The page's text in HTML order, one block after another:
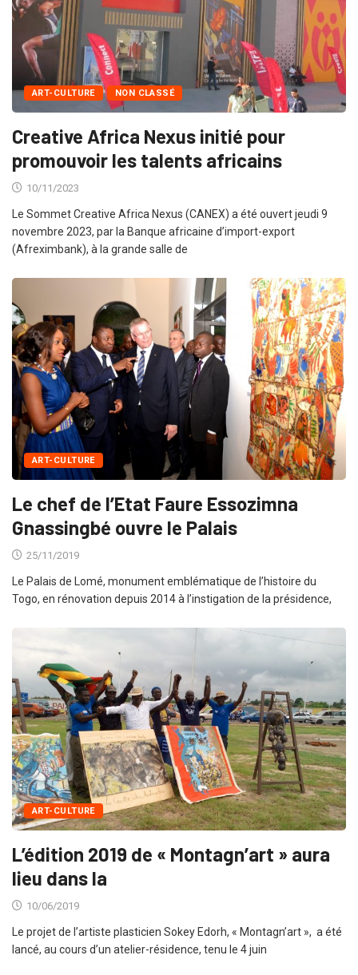
ART-CULTURE NON CLASSÉ
Creative Africa Nexus initié pour
promouvoir les talents africains
10/11/2023
Le Sommet Creative Africa Nexus (CANEX) a été ouvert jeudi 9
novembre 2023, par la Banque africaine d’import-export
(Afreximbank), à la grande salle de
ART-CULTURE
Le chef de l’Etat Faure Essozimna
Gnassingbé ouvre le Palais
25/11/2019
Le Palais de Lomé, monument emblématique de l’histoire du
Togo, en rénovation depuis 2014 à l’instigation de la présidence,
ART-CULTURE
L’édition 2019 de « Montagn’art » aura
lieu dans la
10/06/2019
Le projet de l’artiste plasticien Sokey Edorh, « Montagn’art », a été
lancé, au cours d’un atelier-résidence, tenu le 4 juin